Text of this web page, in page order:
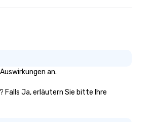
an.
Falls Ja, erläutern Sie bitte Ihre